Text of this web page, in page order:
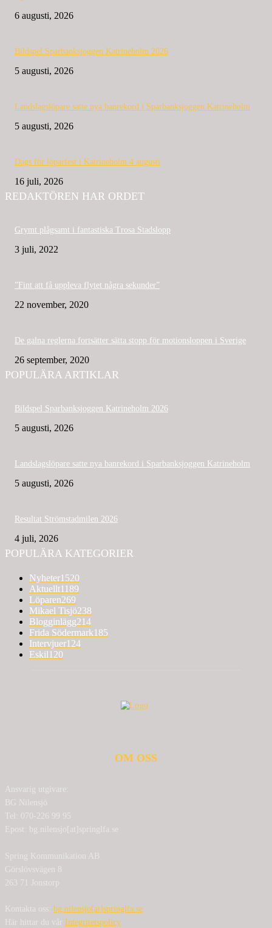
6 augusti, 2026
Bildspel Sparbanksjoggen Katrineholm 2026
5 augusti, 2026
Landslagslöpare satte nya banrekord i Sparbanksjoggen Katrineholm
5 augusti, 2026
Dags för löparfest i Katrineholm 4 augusti
16 juli, 2026
REDAKTÖREN HAR ORDET
Grymt plågsamt i fantastiska Trosa Stadslopp
3 juli, 2022
”Fint att få uppleva flytet några sekunder”
22 november, 2020
De galna reglerna fortsätter sätta stopp för motionsloppen i Sverige
26 september, 2020
POPULÄRA ARTIKLAR
Bildspel Sparbanksjoggen Katrineholm 2026
5 augusti, 2026
Landslagslöpare satte nya banrekord i Sparbanksjoggen Katrineholm
5 augusti, 2026
Resultat Strömstadmilen 2026
4 juli, 2026
POPULÄRA KATEGORIER
Nyheter1520
Aktuellt1189
Löparen269
Mikael Tisjö238
Blogginlägg214
Frida Södermark185
Intervjuer124
Eskil120
OM OSS
Ansvarig utgivare:
BG Nilensjö
Tel: 070-226 99 95
Epost: bg.nilensjo[at]springlfa.se
Spring Kommunikation AB
Görslövsvägen 8
263 71 Jonstorp
Kontakta oss: bg.nilensjo[at]springlfa.se
Här hittar du vår Integritetspolicy